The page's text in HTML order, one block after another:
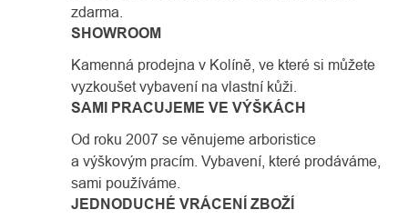
zdarma.
SHOWROOM
Kamenná prodejna v Kolíně, ve které si můžete
vyzkoušet vybavení na vlastní kůži.
SAMI PRACUJEME VE VÝŠKÁCH
Od roku 2007 se věnujeme arboristice
a výškovým pracím. Vybavení, které prodáváme,
sami používáme.
JEDNODUCHÉ VRÁCENÍ ZBOŽÍ